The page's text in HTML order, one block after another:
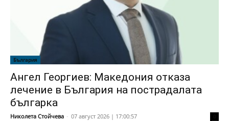
България
Ангел Георгиев: Македония отказа
лечение в България на пострадалата
българка
Николета Стойчева - 07 август 2026 | 17:00:57